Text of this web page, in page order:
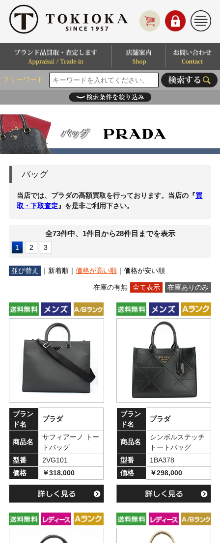
フリーワード
バッグ
バッグ
当店では、プラダの高額買取を行っております。当店の『買
取・下取査定 』を是非ご利用下さい。
全73件中、1件目から28件目までを表示
1 2 3
並び替え ｜ 新着順｜ 価格が高い順｜ 価格が安い順
在庫の有無 全て表示 在庫ありのみ
ブラン
ド名
プラダ
商品名
サフィアーノ トー
トバッグ
型番
2VG101
価格
￥318,000
ブラン
ド名
プラダ
商品名
シンボルステッチ
トートバッグ
型番
1BA378
価格
￥298,000